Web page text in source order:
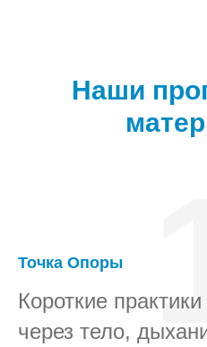
Наши
Точка Опоры
Короткие
через тело,